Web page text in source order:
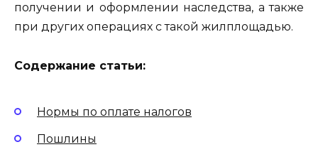
получении и оформлении наследства, а также
при других операциях с такой жилплощадью.
Содержание статьи:
Нормы по оплате налогов
Пошлины